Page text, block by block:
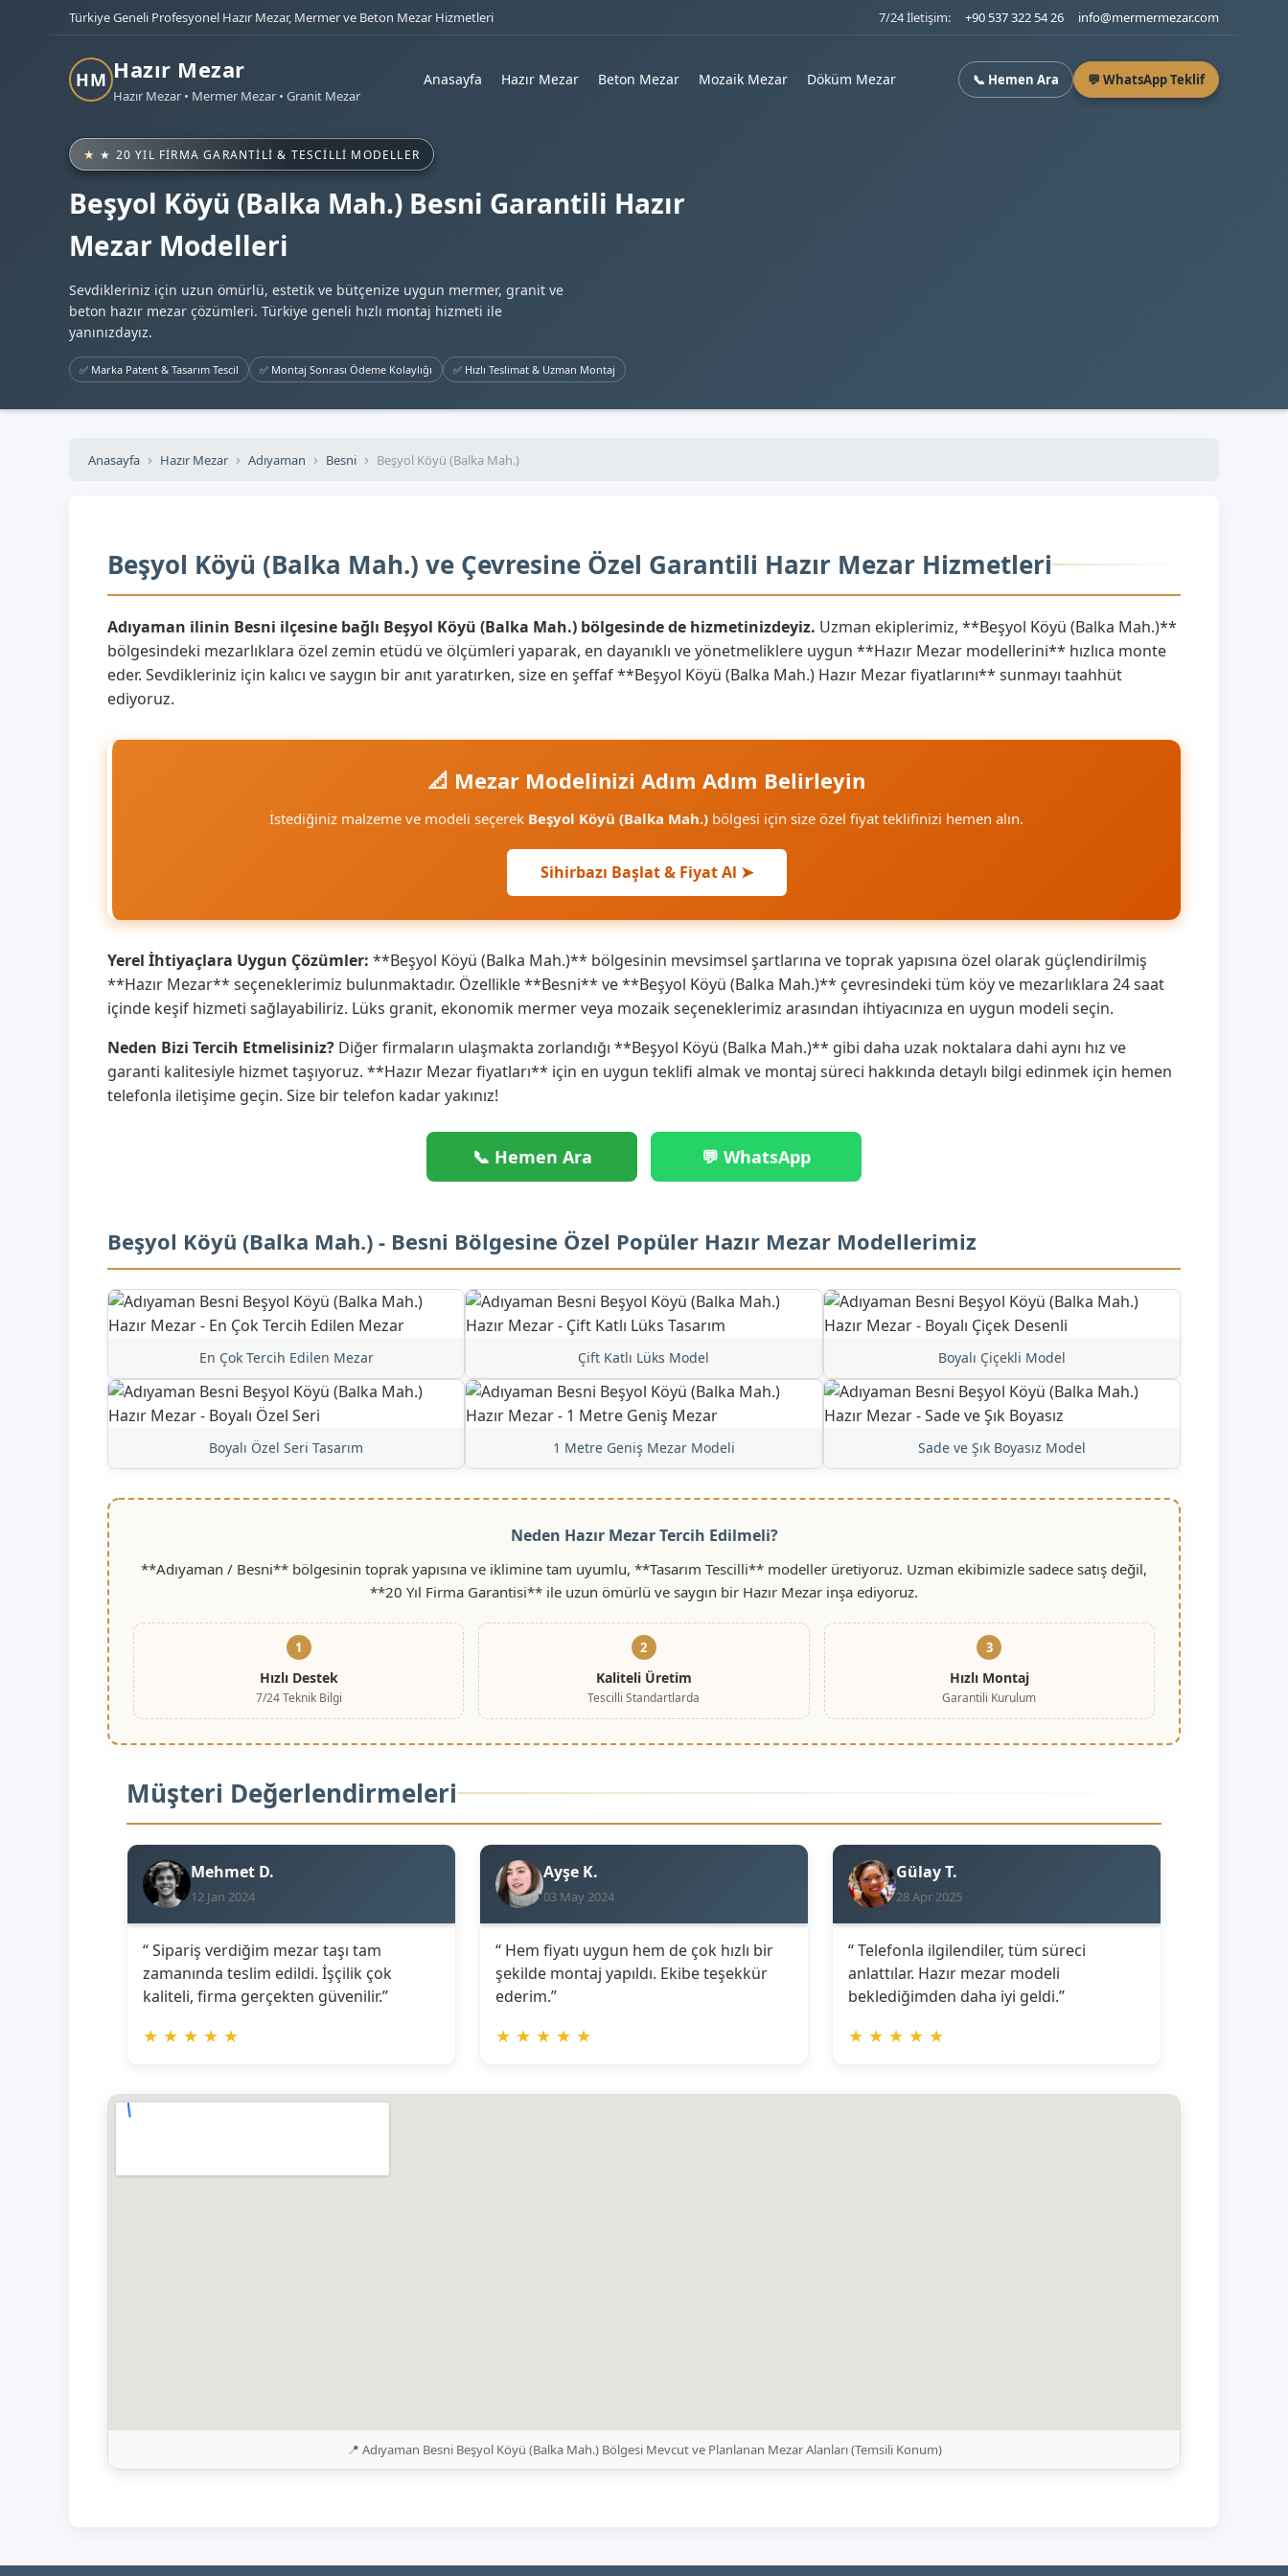
Türkiye Geneli Profesyonel Hazır Mezar, Mermer ve Beton Mezar Hizmetleri 7/24 İletişim: +90 537 322 54 26 info@mermermezar.com
HM Hazır Mezar
Hazır Mezar • Mermer Mezar • Granit Mezar
Anasayfa Hazır Mezar Beton Mezar Mozaik Mezar Döküm Mezar 📞 Hemen Ara 💬 WhatsApp Teklif
★ 20 YIL FIRMA GARANTILI & TESCILLI MODELLER
Beşyol Köyü (Balka Mah.) Besni Garantili Hazır
Mezar Modelleri
Sevdikleriniz için uzun ömürlü, estetik ve bütçenize uygun mermer, granit ve
beton hazır mezar çözümleri. Türkiye geneli hızlı montaj hizmeti ile
yanınızdayız.
✅ Marka Patent & Tasarım Tescil ✅ Montaj Sonrası Ödeme Kolaylığı ✅ Hızlı Teslimat & Uzman Montaj
Anasayfa Hazır Mezar Adıyaman Besni Beşyol Köyü (Balka Mah.)
Beşyol Köyü (Balka Mah.) ve Çevresine Özel Garantili Hazır Mezar Hizmetleri
Adıyaman ilinin Besni ilçesine bağlı Beşyol Köyü (Balka Mah.) bölgesinde de hizmetinizdeyiz. Uzman ekiplerimiz, **Beşyol Köyü (Balka Mah.)**
bölgesindeki mezarlıklara özel zemin etüdü ve ölçümleri yaparak, en dayanıklı ve yönetmeliklere uygun **Hazır Mezar modellerini** hızlıca monte
eder. Sevdikleriniz için kalıcı ve saygın bir anıt yaratırken, size en şeffaf **Beşyol Köyü (Balka Mah.) Hazır Mezar fiyatlarını** sunmayı taahhüt
ediyoruz.
📐 Mezar Modelinizi Adım Adım Belirleyin
İstediğiniz malzeme ve modeli seçerek Beşyol Köyü (Balka Mah.) bölgesi için size özel fiyat teklifinizi hemen alın.
Sihirbazı Başlat & Fiyat Al ➤
Yerel İhtiyaçlara Uygun Çözümler: **Beşyol Köyü (Balka Mah.)** bölgesinin mevsimsel şartlarına ve toprak yapısına özel olarak güçlendirilmiş
**Hazır Mezar** seçeneklerimiz bulunmaktadır. Özellikle **Besni** ve **Beşyol Köyü (Balka Mah.)** çevresindeki tüm köy ve mezarlıklara 24 saat
içinde keşif hizmeti sağlayabiliriz. Lüks granit, ekonomik mermer veya mozaik seçeneklerimiz arasından ihtiyacınıza en uygun modeli seçin.
Neden Bizi Tercih Etmelisiniz? Diğer firmaların ulaşmakta zorlandığı **Beşyol Köyü (Balka Mah.)** gibi daha uzak noktalara dahi aynı hız ve
garanti kalitesiyle hizmet taşıyoruz. **Hazır Mezar fiyatları** için en uygun teklifi almak ve montaj süreci hakkında detaylı bilgi edinmek için hemen
telefonla iletişime geçin. Size bir telefon kadar yakınız!
📞 Hemen Ara 💬 WhatsApp
Beşyol Köyü (Balka Mah.) - Besni Bölgesine Özel Popüler Hazır Mezar Modellerimiz
En Çok Tercih Edilen Mezar Çift Katlı Lüks Model Boyalı Çiçekli Model
Boyalı Özel Seri Tasarım 1 Metre Geniş Mezar Modeli Sade ve Şık Boyasız Model
Neden Hazır Mezar Tercih Edilmeli?
**Adıyaman / Besni** bölgesinin toprak yapısına ve iklimine tam uyumlu, **Tasarım Tescilli** modeller üretiyoruz. Uzman ekibimizle sadece satış değil,
**20 Yıl Firma Garantisi** ile uzun ömürlü ve saygın bir Hazır Mezar inşa ediyoruz.
1
Hızlı Destek
7/24 Teknik Bilgi
2
Kaliteli Üretim
Tescilli Standartlarda
3
Hızlı Montaj
Garantili Kurulum
Müşteri Değerlendirmeleri
Mehmet D.
12 Jan 2024
“ Sipariş verdiğim mezar taşı tam
zamanında teslim edildi. İşçilik çok
kaliteli, firma gerçekten güvenilir.”
★ ★ ★ ★ ★
Ayşe K.
03 May 2024
“ Hem fiyatı uygun hem de çok hızlı bir
şekilde montaj yapıldı. Ekibe teşekkür
ederim.”
★ ★ ★ ★ ★
Gülay T.
28 Apr 2025
“ Telefonla ilgilendiler, tüm süreci
anlattılar. Hazır mezar modeli
beklediğimden daha iyi geldi.”
★ ★ ★ ★ ★
📍 Adıyaman Besni Beşyol Köyü (Balka Mah.) Bölgesi Mevcut ve Planlanan Mezar Alanları (Temsili Konum)